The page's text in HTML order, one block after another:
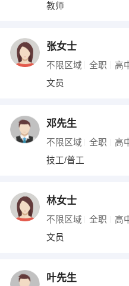
教师
张女士
不限区域 全职 高
文员
邓先生
不限区域 全职 高
技工/普工
林女士
不限区域 全职 高
文员
叶先生